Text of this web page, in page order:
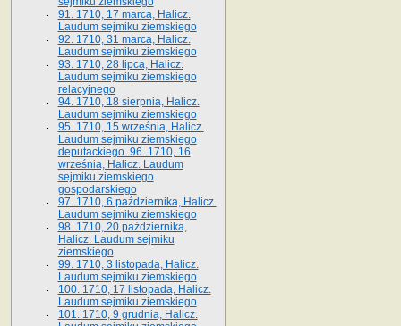
91. 1710, 17 marca, Halicz.
Laudum sejmiku ziemskiego
92. 1710, 31 marca, Halicz.
Laudum sejmiku ziemskiego
93. 1710, 28 lipca, Halicz.
Laudum sejmiku ziemskiego
relacyjnego
94. 1710, 18 sierpnia, Halicz.
Laudum sejmiku ziemskiego
95. 1710, 15 września, Halicz.
Laudum sejmiku ziemskiego
deputackiego. 96. 1710, 16
września, Halicz. Laudum
sejmiku ziemskiego
gospodarskiego
97. 1710, 6 października, Halicz.
Laudum sejmiku ziemskiego
98. 1710, 20 października,
Halicz. Laudum sejmiku
ziemskiego
99. 1710, 3 listopada, Halicz.
Laudum sejmiku ziemskiego
100. 1710, 17 listopada, Halicz.
Laudum sejmiku ziemskiego
101. 1710, 9 grudnia, Halicz.